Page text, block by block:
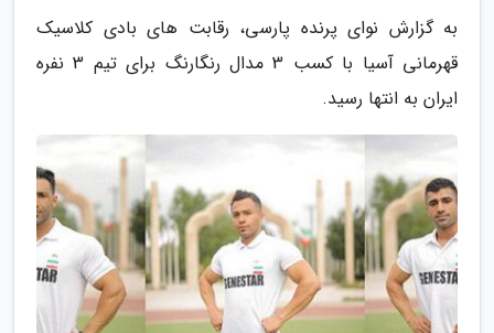
به گزارش نوای پرنده پارسی، رقابت های بادی کلاسیک
قهرمانی آسیا با کسب 3 مدال رنگارنگ برای تیم 3 نفره
ایران به انتها رسید.